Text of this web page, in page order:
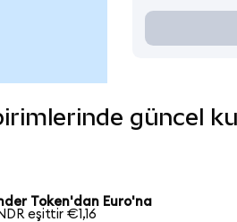
güncel
Token'dan Euro'na
eşittir €1,16